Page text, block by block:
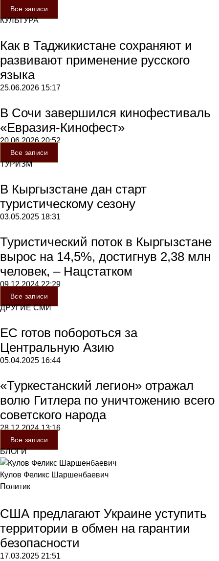
Все записи
КУЛЬТУРА
Как в Таджикистане сохраняют и
развивают применение русского
языка
25.06.2026 15:17
В Сочи завершился кинофестиваль
«Евразия-Кинофест»
20.06.202620:52
Все записи
ТУРИЗМ
В Кыргызстане дан старт
туристическому сезону
03.05.2025 18:31
Туристический поток в Кыргызстане
вырос на 14,5%, достигнув 2,38 млн
человек, – Нацстатком
09.12.202422:29
Все записи
ДРУГИЕ СМИ
ЕС готов побороться за
Центральную Азию
05.04.2025 16:44
«Туркестанский легион» отражал
волю Гитлера по уничтожению всего
советского народа
28.12.202413:16
Все записи
БЛОГИ
Кулов Феликс Шаршенбаевич
Политик
США предлагают Украине уступить
территории в обмен на гарантии
безопасности
17.03.2025 21:51